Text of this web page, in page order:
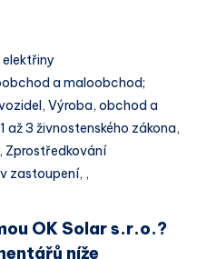
a maloobchod;
Výroba, obchod a
až 3 živnostenského zákona,
Zprostředkování
zastoupení, ,
OK Solar s.r.o.?
níže